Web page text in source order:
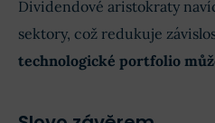
Dividendové aristokraty
sektory, což redukuje
technologické portfolio